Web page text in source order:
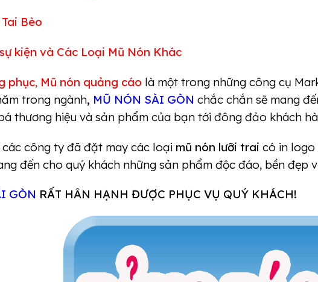
Bèo
kiện và Các Loại Mũ Nón Khác
phục, Mũ nón quảng cáo là một trong những công cụ
trong ngành, MŨ NÓN SÀI GÒN chắc chắn sẽ mang
thương hiệu và sản phẩm của bạn tới đông đảo khách
công ty đã đặt may các loại mũ nón lưỡi trai có in logo
đến cho quý khách những sản phẩm độc đáo, bền đẹp
GÒN RẤT HÂN HẠNH ĐƯỢC PHỤC VỤ QUÝ KHÁCH!